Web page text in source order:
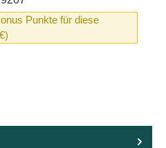
Punkte für diese